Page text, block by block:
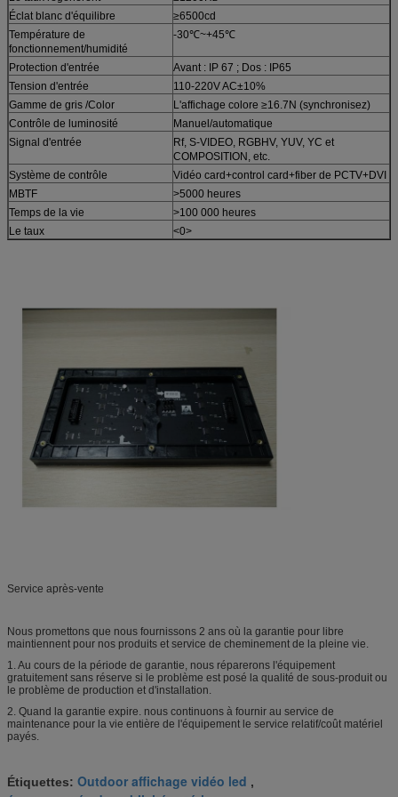
Éclat blanc d'équilibre
≥6500cd
Température de
fonctionnement/humidité
-30℃~+45℃
Protection d'entrée
Avant : IP 67 ; Dos : IP65
Tension d'entrée
110-220V AC±10%
Gamme de gris /Color
L'affichage colore ≥16.7N (synchronisez)
Contrôle de luminosité
Manuel/automatique
Signal d'entrée
Rf, S-VIDEO, RGBHV, YUV, YC et
COMPOSITION, etc.
Système de contrôle
Vidéo card+control card+fiber de PCTV+DVI
MBTF
>5000 heures
Temps de la vie
>100 000 heures
Le taux
<0>
Service après-vente
Nous promettons que nous fournissons 2 ans où la garantie pour libre
maintiennent pour nos produits et service de cheminement de la pleine vie.
1. Au cours de la période de garantie, nous réparerons l'équipement
gratuitement sans réserve si le problème est posé la qualité de sous-produit ou
le problème de production et d'installation.
2. Quand la garantie expire. nous continuons à fournir au service de
maintenance pour la vie entière de l'équipement le service relatif/coût matériel
payés.
Étiquettes: Outdoor affichage vidéo led ,